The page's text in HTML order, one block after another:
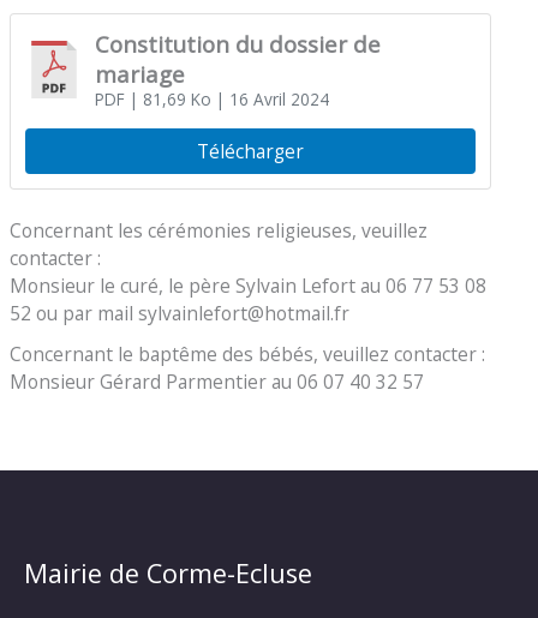
Constitution du dossier de
mariage
PDF| 81,69 Ko | 16 Avril 2024
Télécharger
Concernant les cérémonies religieuses, veuillez
contacter :
Monsieur le curé, le père Sylvain Lefort au 06 77 53 08
52 ou par mail sylvainlefort@hotmail.fr
Concernant le baptême des bébés, veuillez contacter :
Monsieur Gérard Parmentier au 06 07 40 32 57
Mairie de Corme-Ecluse